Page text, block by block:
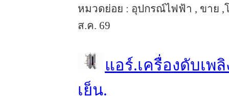
หมวดย่อย : อุปกรณ์ไฟฟ้า , ขาย ,โ
ส.ค. 69
แอร์.เครื่องดับเพ
เย็น.